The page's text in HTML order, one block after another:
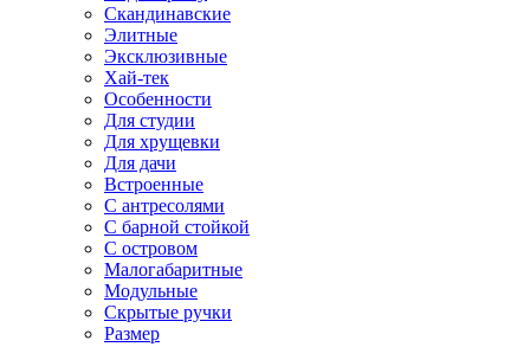
Скандинавские
Элитные
Эксклюзивные
Хай-тек
Особенности
Для студии
Для хрущевки
Для дачи
Встроенные
С антресолями
С барной стойкой
С островом
Малогабаритные
Модульные
Скрытые ручки
Размер